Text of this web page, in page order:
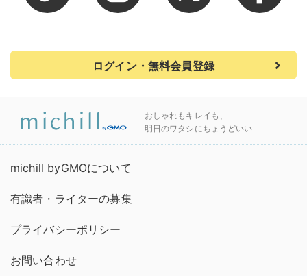
ログイン・無料会員登録
おしゃれもキレイも、
明日のワタシにちょうどいい
michill byGMOについて
有識者・ライターの募集
プライバシーポリシー
お問い合わせ